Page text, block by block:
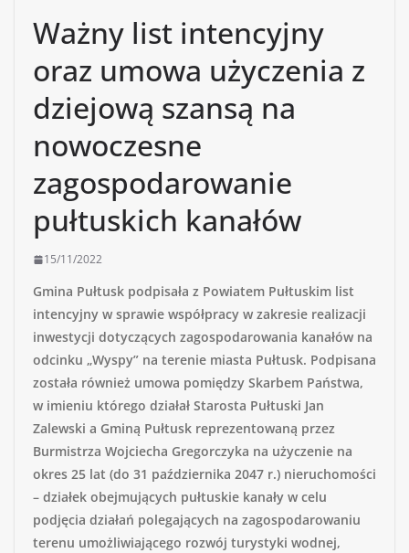
Ważny list intencyjny
oraz umowa użyczenia z
dziejową szansą na
nowoczesne
zagospodarowanie
pułtuskich kanałów
15/11/2022
Gmina Pułtusk podpisała z Powiatem Pułtuskim list
intencyjny w sprawie współpracy w zakresie realizacji
inwestycji dotyczących zagospodarowania kanałów na
odcinku „Wyspy” na terenie miasta Pułtusk. Podpisana
została również umowa pomiędzy Skarbem Państwa,
w imieniu którego działał Starosta Pułtuski Jan
Zalewski a Gminą Pułtusk reprezentowaną przez
Burmistrza Wojciecha Gregorczyka na użyczenie na
okres 25 lat (do 31 października 2047 r.) nieruchomości
– działek obejmujących pułtuskie kanały w celu
podjęcia działań polegających na zagospodarowaniu
terenu umożliwiającego rozwój turystyki wodnej,